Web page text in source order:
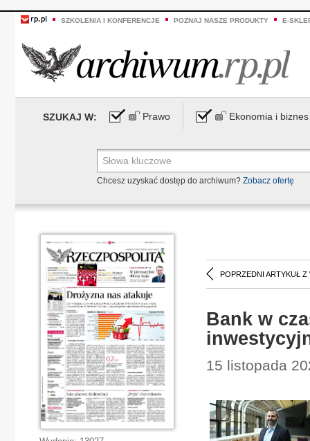
SZKOLENIA I KONFERENCJE POZNAJ NASZE PRODUKTY E-
SZUKAJ W: Prawo Ekonomia i biznes
Chcesz uzyskać dostęp do archiwum? Zobacz ofertę
POPRZEDNI ARTYKUŁ Z
Bank w
15 listopada